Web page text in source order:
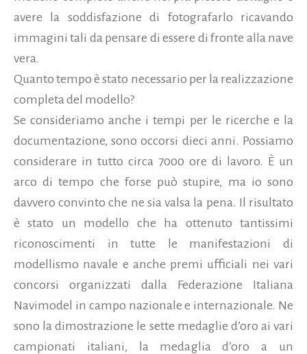
avere la soddisfazione di fotografarlo ricavando
immagini tali da pensare di essere di fronte alla nave
vera.
Quanto tempo è stato necessario per la realizzazione
completa del modello?
Se consideriamo anche i tempi per le ricerche e la
documentazione, sono occorsi dieci anni. Possiamo
considerare in tutto circa 7000 ore di lavoro. È un
arco di tempo che forse può stupire, ma io sono
davvero convinto che ne sia valsa la pena. Il risultato
è stato un modello che ha ottenuto tantissimi
riconoscimenti in tutte le manifestazioni di
modellismo navale e anche premi ufficiali nei vari
concorsi organizzati dalla Federazione Italiana
Navimodel in campo nazionale e internazionale. Ne
sono la dimostrazione le sette medaglie d’oro ai vari
campionati italiani, la medaglia d’oro a un